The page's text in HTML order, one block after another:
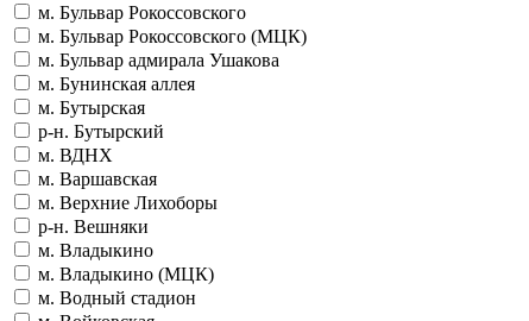
м. Бульвар Рокоссовского
м. Бульвар Рокоссовского (МЦК)
м. Бульвар адмирала Ушакова
м. Бунинская аллея
м. Бутырская
р-н. Бутырский
м. ВДНХ
м. Варшавская
м. Верхние Лихоборы
р-н. Вешняки
м. Владыкино
м. Владыкино (МЦК)
м. Водный стадион